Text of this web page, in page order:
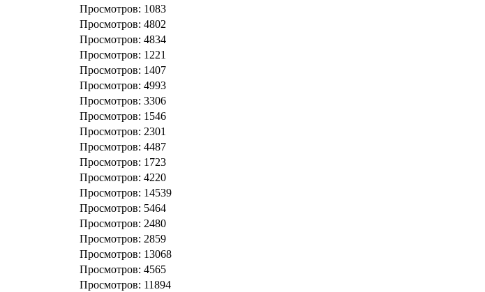
Просмотров: 1083
Просмотров: 4802
Просмотров: 4834
Просмотров: 1221
Просмотров: 1407
Просмотров: 4993
Просмотров: 3306
Просмотров: 1546
Просмотров: 2301
Просмотров: 4487
Просмотров: 1723
Просмотров: 4220
Просмотров: 14539
Просмотров: 5464
Просмотров: 2480
Просмотров: 2859
Просмотров: 13068
Просмотров: 4565
Просмотров: 11894